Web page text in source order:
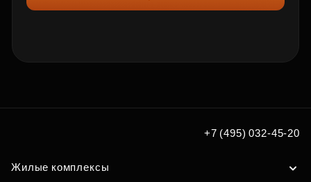
+7 (495) 032-45-20
Жилые комплексы